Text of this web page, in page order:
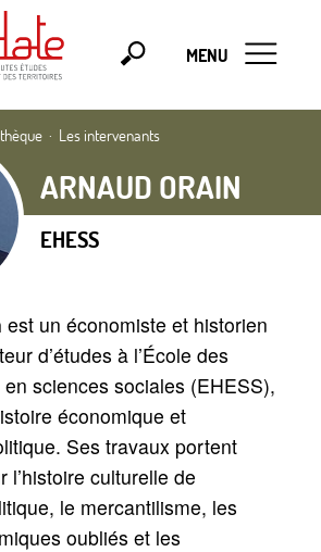
MENU
Les intervenants
ARNAUD ORAIN
EHESS
est un économiste et historien
d’études à l’École des
sciences sociales (EHESS),
économique et
Ses travaux portent
l’histoire culturelle de
le mercantilisme, les
oubliés et les